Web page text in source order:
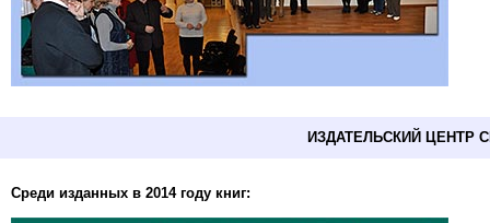
ИЗДАТЕЛЬСКИЙ ЦЕНТР
Среди изданных в 2014 году книг: